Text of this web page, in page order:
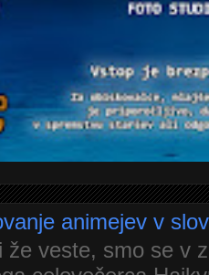
animejev v
že veste, smo se v